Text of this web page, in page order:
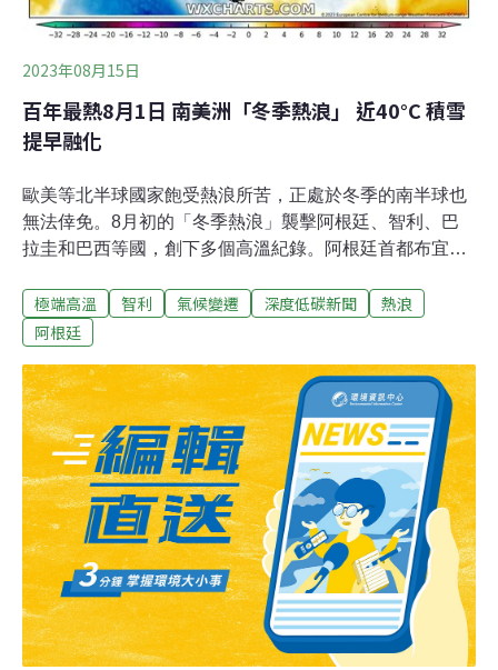
2023年08月15日
百年最熱8月1日 南美洲「冬季熱浪」 近40°C 積雪
提早融化
歐美等北半球國家飽受熱浪所苦，正處於冬季的南半球也
無法倖免。8月初的「冬季熱浪」襲擊阿根廷、智利、巴
拉圭和巴西等國，創下多個高溫紀錄。阿根廷首都布宜諾
38°C的高溫。不僅「冬天變夏天」，積雪提前融化，恐引
發春夏水源不足等連鎖問題。百年最熱8月1日 阿根廷首都
落在17°C以下，但今年8月1日卻迎來30.1°C的高溫，這是
117年來最熱的8月1日。阿根廷國家氣象局（SMN）在社
群平台《X》發文指出，上次的紀錄是1942年的8月1日，
氣溫為24.6°C。氣象局在臉書貼文寫道，「氣候變遷並非
遙不可及，它就在這裡，我們急需行動」。
極端高溫 智利 氣候變遷 深度低碳新聞
熱浪
阿根廷